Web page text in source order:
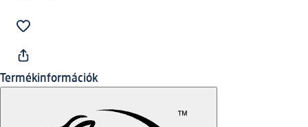
Termékinformációk